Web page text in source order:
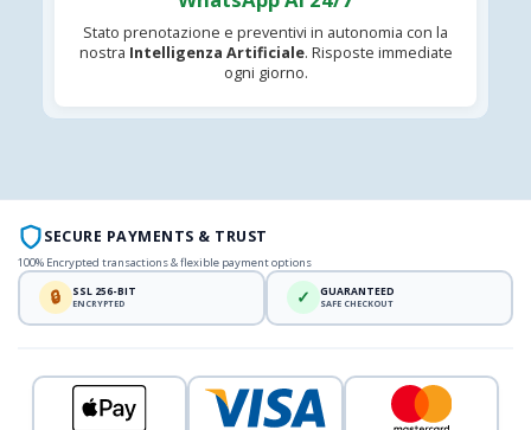
Stato prenotazione e preventivi in autonomia con la
nostra Intelligenza Artificiale. Risposte immediate
ogni giorno.
SECURE PAYMENTS & TRUST
100% Encrypted transactions & flexible payment options
🔒 SSL 256-BIT
ENCRYPTED ✓ GUARANTEED
SAFE CHECKOUT